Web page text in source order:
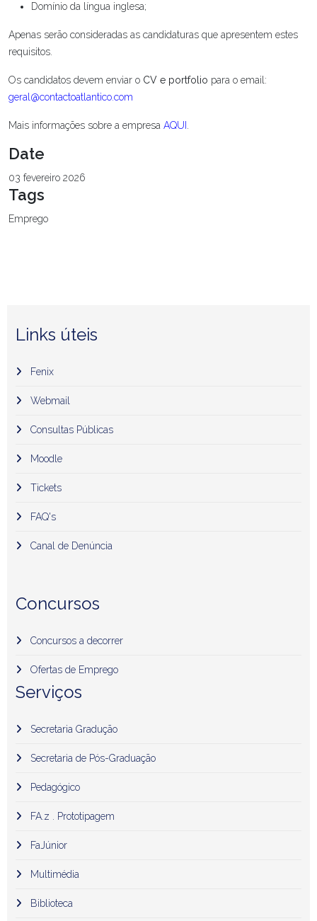
Domínio da língua inglesa;
Apenas serão consideradas as candidaturas que apresentem estes
requisitos.
Os candidatos devem enviar o CV e portfolio para o email:
geral@contactoatlantico.com
Mais informações sobre a empresa AQUI .
Date
03 fevereiro 2026
Tags
Emprego
Links úteis
Fenix
Webmail
Consultas Públicas
Moodle
Tickets
FAQ's
Canal de Denúncia
Concursos
Concursos a decorrer
Ofertas de Emprego
Serviços
Secretaria Gradução
Secretaria de Pós-Graduação
Pedagógico
FA.z . Prototipagem
FaJúnior
Multimédia
Biblioteca